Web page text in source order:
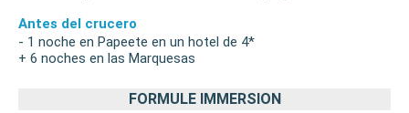
Antes del crucero
- 1 noche en Papeete en un hotel de 4*
+ 6 noches en las Marquesas
FORMULE IMMERSION